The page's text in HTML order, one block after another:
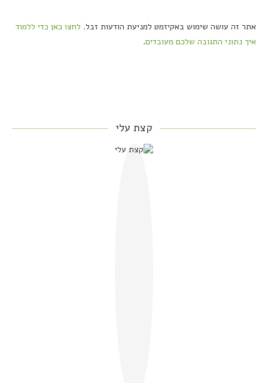
אתר זה עושה שימוש באקיזמט למניעת הודעות זבל. לחצו כאן כדי ללמוד
איך נתוני התגובה שלכם מעובדים.
קצת עלי